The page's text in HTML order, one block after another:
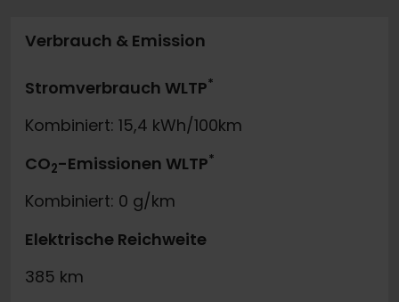
Verbrauch & Emission
Stromverbrauch WLTP*
Kombiniert: 15,4 kWh/100km
CO2-Emissionen WLTP*
Kombiniert: 0 g/km
Elektrische Reichweite
385 km